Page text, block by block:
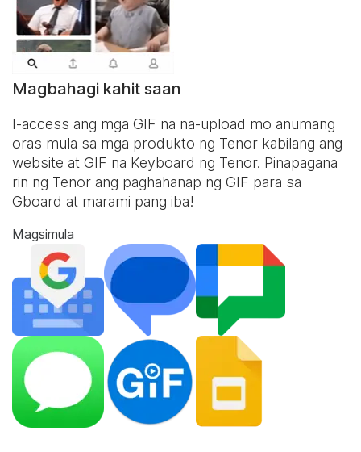
Magbahagi kahit saan
I-access ang mga GIF na na-upload mo anumang
oras mula sa mga produkto ng Tenor kabilang ang
website at GIF na Keyboard ng Tenor. Pinapagana
rin ng Tenor ang paghahanap ng GIF para sa
Gboard at marami pang iba!
Magsimula